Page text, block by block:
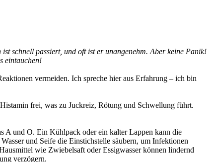
schnell passiert, und oft ist er unangenehm. Aber keine Panik!
eintauchen!
vermeiden. Ich spreche hier aus Erfahrung – ich bin
frei, was zu Juckreiz, Rötung und Schwellung führt.
A und O. Ein Kühlpack oder ein kalter Lappen kann die
und Seife die Einstichstelle säubern, um Infektionen
wie Zwiebelsaft oder Essigwasser können lindernd
verzögern.